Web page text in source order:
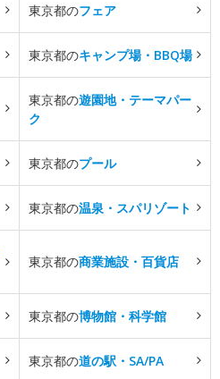
東京都のフェア
東京都のキャンプ場・BBQ場
東京都の遊園地・テーマパー
ク
東京都のプール
東京都の温泉・スパリゾート
東京都の商業施設・百貨店
東京都の博物館・科学館
東京都の道の駅・SA/PA